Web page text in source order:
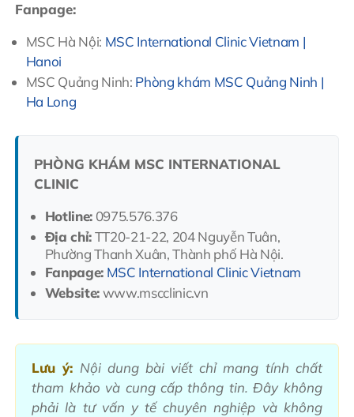
Fanpage:
MSC Hà Nội: MSC International Clinic Vietnam |
Hanoi
MSC Quảng Ninh: Phòng khám MSC Quảng Ninh |
Ha Long
PHÒNG KHÁM MSC INTERNATIONAL
CLINIC
Hotline:0975.576.376
Địa chỉ:TT20-21-22, 204 Nguyễn Tuân,
Phường Thanh Xuân, Thành phố Hà Nội.
Fanpage: MSC International Clinic Vietnam
Website:www.mscclinic.vn
Lưu ý: Nội dung bài viết chỉ mang tính chất
tham khảo và cung cấp thông tin. Đây không
phải là tư vấn y tế chuyên nghiệp và không